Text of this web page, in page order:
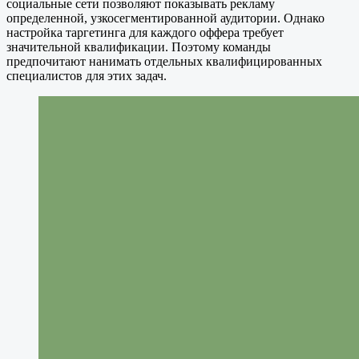
социальные сети позволяют показывать рекламу
определенной, узкосегментированной аудитории. Однако
настройка таргетинга для каждого оффера требует
значительной квалификации. Поэтому команды
предпочитают нанимать отдельных квалифицированных
специалистов для этих задач.